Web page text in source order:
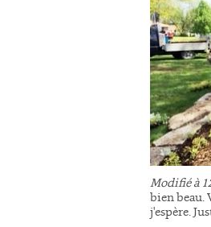
Modifié à
bien beau.
j'espère.